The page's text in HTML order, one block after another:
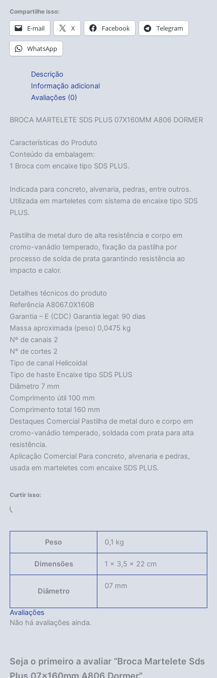
Compartilhe isso:
E-mail X Facebook Telegram
WhatsApp
Descrição
Informação adicional
Avaliações (0)
BROCA MARTELETE SDS PLUS 07X160MM A806 DORMER
Características do Produto
Conteúdo da embalagem:
1 Broca com encaixe tipo SDS PLUS.
Indicada para concreto, alvenaria, pedras, entre outros.
Utilizada em marteletes com sistema de encaixe tipo SDS
PLUS.
Pastilha de metal duro de alta resistência e corpo em
cromo-vanádio temperado, fixação da pastilha por
processo de solda de prata garantindo resistência ao
impacto e calor.
Detalhes técnicos do produto
Referência A8067.0X160B
Garantia – E (CDC) Garantia legal: 90 dias
Massa aproximada (peso) 0,0475 kg
Nº de canais 2
N° de cortes 2
Tipo de canal Helicoidal
Tipo de haste Encaixe tipo SDS PLUS
Diâmetro 7 mm
Comprimento útil 100 mm
Comprimento total 160 mm
Destaques Comercial Pastilha de metal duro e corpo em
cromo-vanádio temperado, soldada com prata para alta
resistência.
Aplicação Comercial Para concreto, alvenaria e pedras,
usada em marteletes com encaixe SDS PLUS.
Curtir isso:
Peso 0,1 kg
Dimensões 1 × 3,5 × 22 cm
Diâmetro
07 mm
Avaliações
Não há avaliações ainda.
Seja o primeiro a avaliar “Broca Martelete Sds
Plus 07x160mm A806 Dormer”